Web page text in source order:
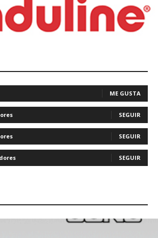
ME GUSTA
SEGUIR
SEGUIR
SEGUIR